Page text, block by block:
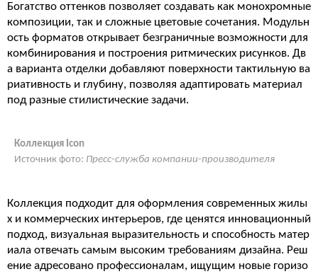
Богатство оттенков позволяет создавать как монохромные
композиции, так и сложные цветовые сочетания. Модульн
ость форматов открывает безграничные возможности для
комбинирования и построения ритмических рисунков. Дв
а варианта отделки добавляют поверхности тактильную ва
риативность и глубину, позволяя адаптировать материал
под разные стилистические задачи.
Коллекция Icon
Источник фото: Пресс-служба компании-производителя
Коллекция подходит для оформления современных жилы
х и коммерческих интерьеров, где ценятся инновационный
подход, визуальная выразительность и способность матер
иала отвечать самым высоким требованиям дизайна. Реш
ение адресовано профессионалам, ищущим новые горизо